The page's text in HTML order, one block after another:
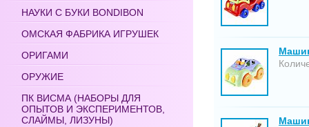
НАУКИ С БУКИ BONDIBON
ОМСКАЯ ФАБРИКА ИГРУШЕК
ОРИГАМИ
ОРУЖИЕ
ПК ВИСМА (НАБОРЫ ДЛЯ
ОПЫТОВ И ЭКСПЕРИМЕНТОВ,
СЛАЙМЫ, ЛИЗУНЫ)